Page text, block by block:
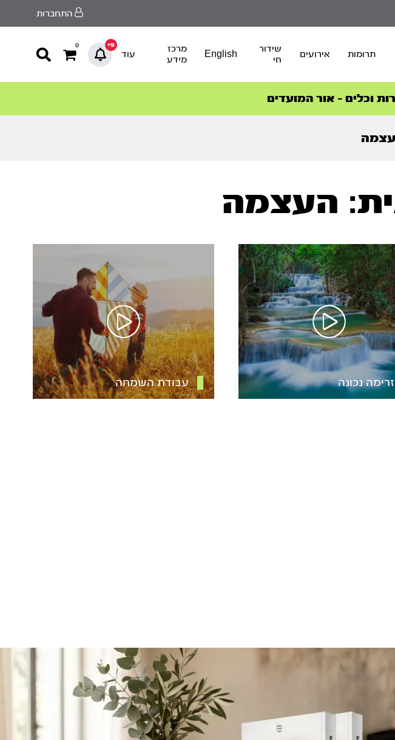
התחברות
תרומות אירועים
שידור
חי
English
מרכז
מידע
עוד
9+
0
– דרך המלך
וכלים – אור המועדים
הטבעית >
– דרך המלך
העצמה
זרימה נכונה עבודת השמחה